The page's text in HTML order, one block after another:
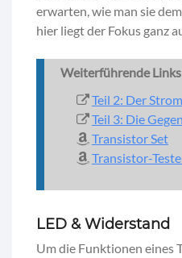
erwarten, wie man sie
hier liegt der Fokus ganz
Weiterführende
Teil 2: Der
Teil 3: Die
Transistor Set
Transistor-
LED & Widerstand
Um die Funktionen eines